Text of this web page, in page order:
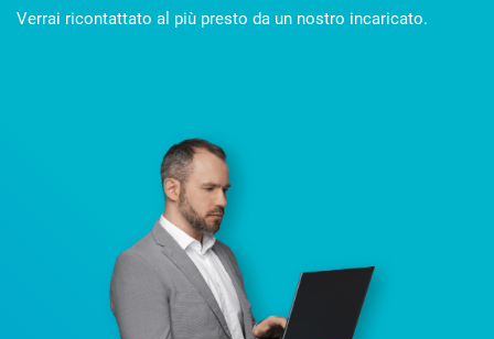
Verrai ricontattato al più presto da un nostro incaricato.